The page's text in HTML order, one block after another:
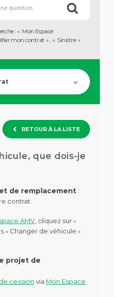
barre
des
faciliter
:
Mon Espace
mon contrat Sinistre
RETOUR À LA LISTE
que dois-je
de remplacement:
contrat.
AMV, cliquez sur «
« Changer de véhicule »
projet de
cession via Mon Espace